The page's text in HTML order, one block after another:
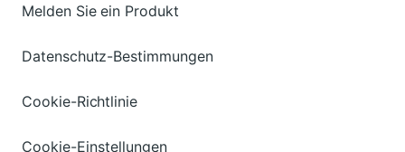
Melden Sie ein Produkt
Datenschutz-Bestimmungen
Cookie-Richtlinie
Cookie-Einstellungen